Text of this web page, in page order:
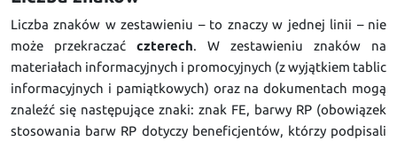
Liczba znaków w zestawieniu – to znaczy w jednej linii – nie
może przekraczać czterech. W zestawieniu znaków na
materiałach informacyjnych i promocyjnych (z wyjątkiem tablic
informacyjnych i pamiątkowych) oraz na dokumentach mogą
znaleźć się następujące znaki: znak FE, barwy RP (obowiązek
stosowania barw RP dotyczy beneficjentów, którzy podpisali